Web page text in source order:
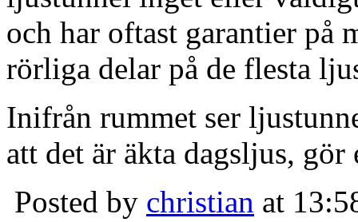
och har oftast garantier på
rörliga delar på de flesta
Inifrån rummet ser
att det är äkta dagsljus,
Posted by christian at